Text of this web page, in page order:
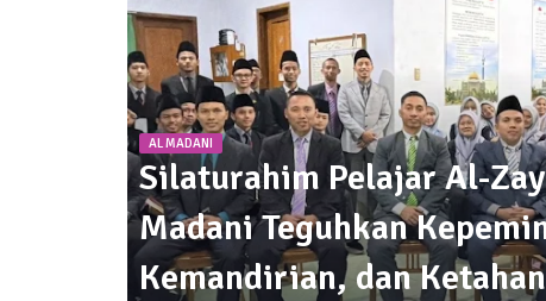
AL MADANI
Silaturahim Pelajar Al-
Madani Teguhkan
Kemandirian, dan